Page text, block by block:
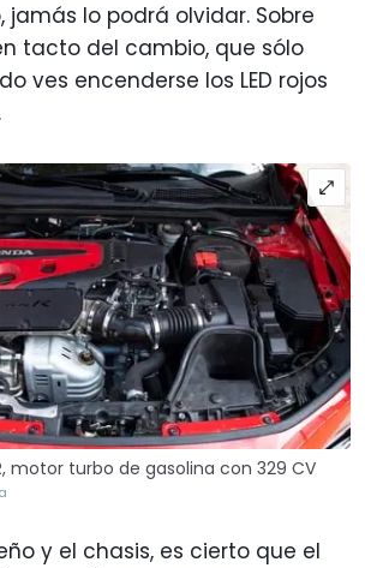
jamás lo podrá olvidar. Sobre
tacto del cambio, que sólo
ves encenderse los LED rojos
motor turbo de gasolina con 329 CV
y el chasis, es cierto que el